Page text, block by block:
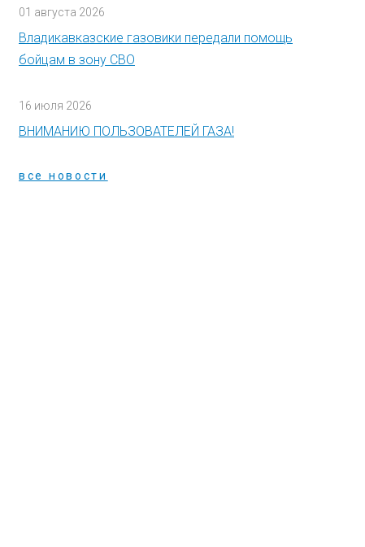
01 августа 2026
Владикавказские газовики передали помощь
бойцам в зону СВО
16 июля 2026
ВНИМАНИЮ ПОЛЬЗОВАТЕЛЕЙ ГАЗА!
все новости